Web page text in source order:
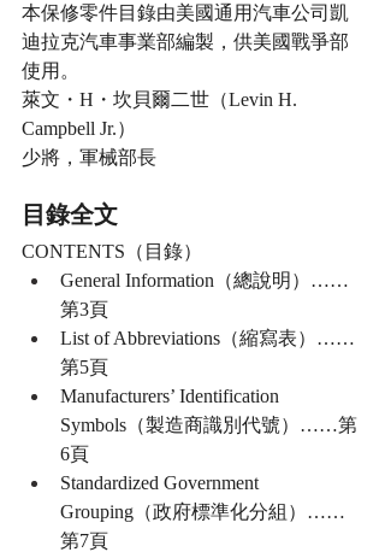
本保修零件目錄由美國通用汽車公司凱
迪拉克汽車事業部編製，供美國戰爭部
使用。
萊文・H・坎貝爾二世（Levin H.
Campbell Jr.）
少將，軍械部長
目錄全文
CONTENTS（目錄）
General Information（總說明）……
第3頁
List of Abbreviations（縮寫表）……
第5頁
Manufacturers’ Identification
Symbols（製造商識別代號）……第
6頁
Standardized Government
Grouping（政府標準化分組）……
第7頁